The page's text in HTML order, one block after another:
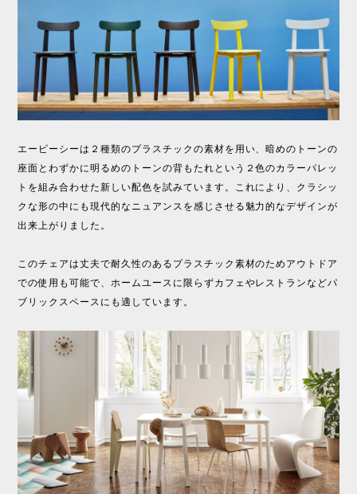
エーピーシーは２種類のプラスチックの素材を用い、暗めのトーンの
座面とわずかに明るめのトーンの背もたれという２色のカラーパレッ
トを組み合わせた新しい配色を試みています。これにより、クラシッ
クな形の中にも現代的なニュアンスを感じさせる魅力的なデザインが
出来上がりました。
このチェアは丈夫で耐久性のあるプラスチック素材のためアウトドア
での使用も可能で、ホームユースに限らずカフェやレストランなどパ
ブリックスペースにも適しています。